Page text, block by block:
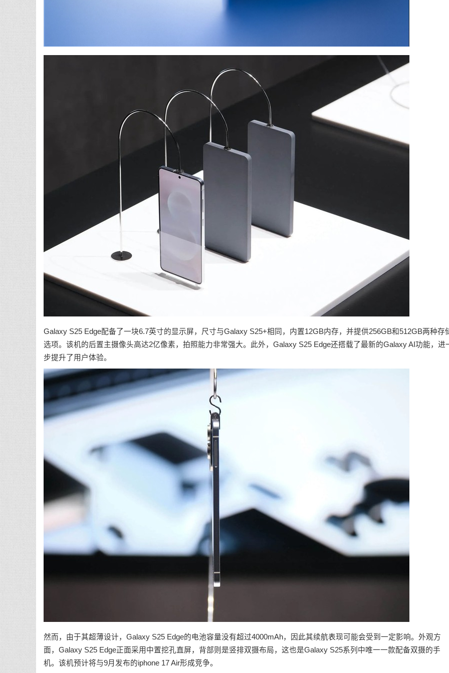
Galaxy S25 Edge配备了一块6.7英寸的显示屏，尺寸与Galaxy S25+相同，内置12GB内存，并提供256GB和512GB两种存
选项。该机的后置主摄像头高达2亿像素，拍照能力非常强大。此外，Galaxy S25 Edge还搭载了最新的Galaxy AI功能，进
步提升了用户体验。
然而，由于其超薄设计，Galaxy S25 Edge的电池容量没有超过4000mAh，因此其续航表现可能会受到一定影响。外观方
面，Galaxy S25 Edge正面采用中置挖孔直屏，背部则是竖排双摄布局，这也是Galaxy S25系列中唯一一款配备双摄的手
机。该机预计将与9月发布的iphone 17 Air形成竞争。